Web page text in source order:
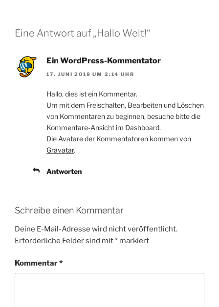
Eine Antwort auf „Hallo Welt!“
Ein WordPress-Kommentator
17. JUNI 2018 UM 2:14 UHR
Hallo, dies ist ein Kommentar.
Um mit dem Freischalten, Bearbeiten und Löschen
von Kommentaren zu beginnen, besuche bitte die
Kommentare-Ansicht im Dashboard.
Die Avatare der Kommentatoren kommen von
Gravatar.
Antworten
Schreibe einen Kommentar
Deine E-Mail-Adresse wird nicht veröffentlicht.
Erforderliche Felder sind mit* markiert
Kommentar*